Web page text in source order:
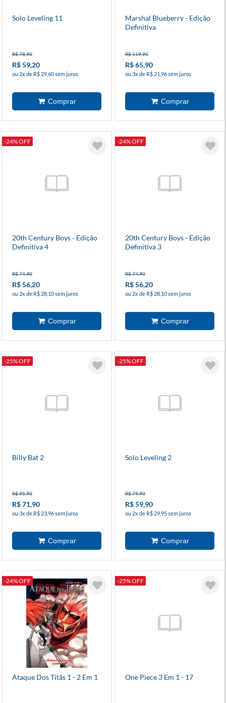
Solo Leveling 11
R$ 78,90
R$ 59,20
ou 2x de R$ 29,60 sem juros
Marshal Blueberry - Edição
Definitiva
R$ 119,90
R$ 65,90
ou 3x de R$ 21,96 sem juros
-24% OFF
20th Century Boys - Edição
Definitiva 4
R$ 74,90
R$ 56,20
ou 2x de R$ 28,10 sem juros
-24% OFF
20th Century Boys - Edição
Definitiva 3
R$ 74,90
R$ 56,20
ou 2x de R$ 28,10 sem juros
-25% OFF
Billy Bat 2
R$ 95,90
R$ 71,90
ou 3x de R$ 23,96 sem juros
-25% OFF
Solo Leveling 2
R$ 79,90
R$ 59,90
ou 2x de R$ 29,95 sem juros
-24% OFF
Ataque Dos Titãs 1 - 2 Em 1
-25% OFF
One Piece 3 Em 1 - 17